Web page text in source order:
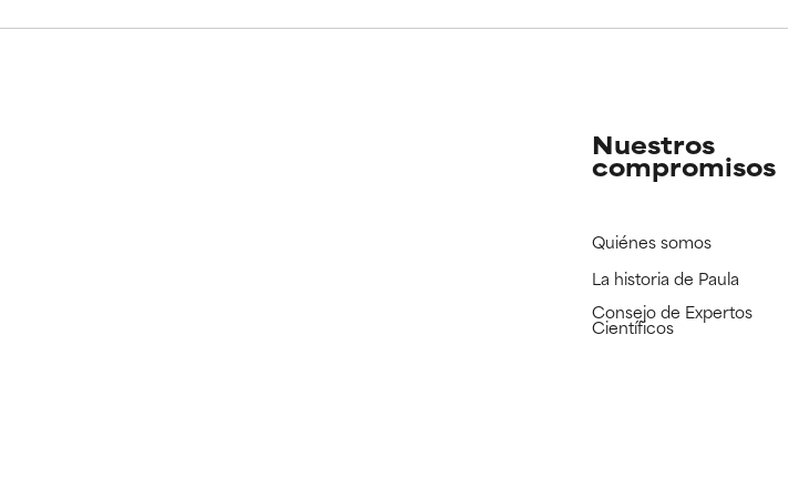
Ingrediente registrado, pero con la información
Ingrediente registrado, pero con la información
Nuestros
compromisos
Quiénes somos
La historia de Paula
Consejo de Expertos
Científicos